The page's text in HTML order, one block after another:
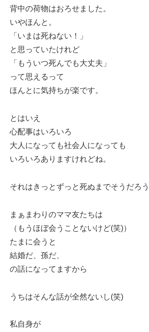
背中の荷物はおろせました。
いやほんと。
「いまは死ねない！」
と思っていたけれど
「もういつ死んでも大丈夫」
って思えるって
ほんとに気持ちが楽です。
とはいえ
心配事はいろいろ
大人になっても社会人になっても
いろいろありますけれどね。
それはきっとずっと死ぬまでそうだろう
まぁまわりのママ友たちは
（もうほぼ会うことないけど(笑)）
たまに会うと
結婚だ、孫だ、
の話になってますから
うちはそんな話が全然ないし(笑)
私自身が